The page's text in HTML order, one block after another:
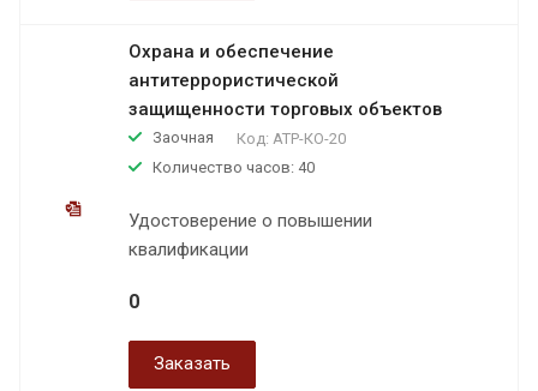
Охрана и обеспечение
антитеррористической
защищенности торговых объектов
Заочная Код: АТР-КО-20
Количество часов: 40
Удостоверение о повышении
квалификации
0
Заказать